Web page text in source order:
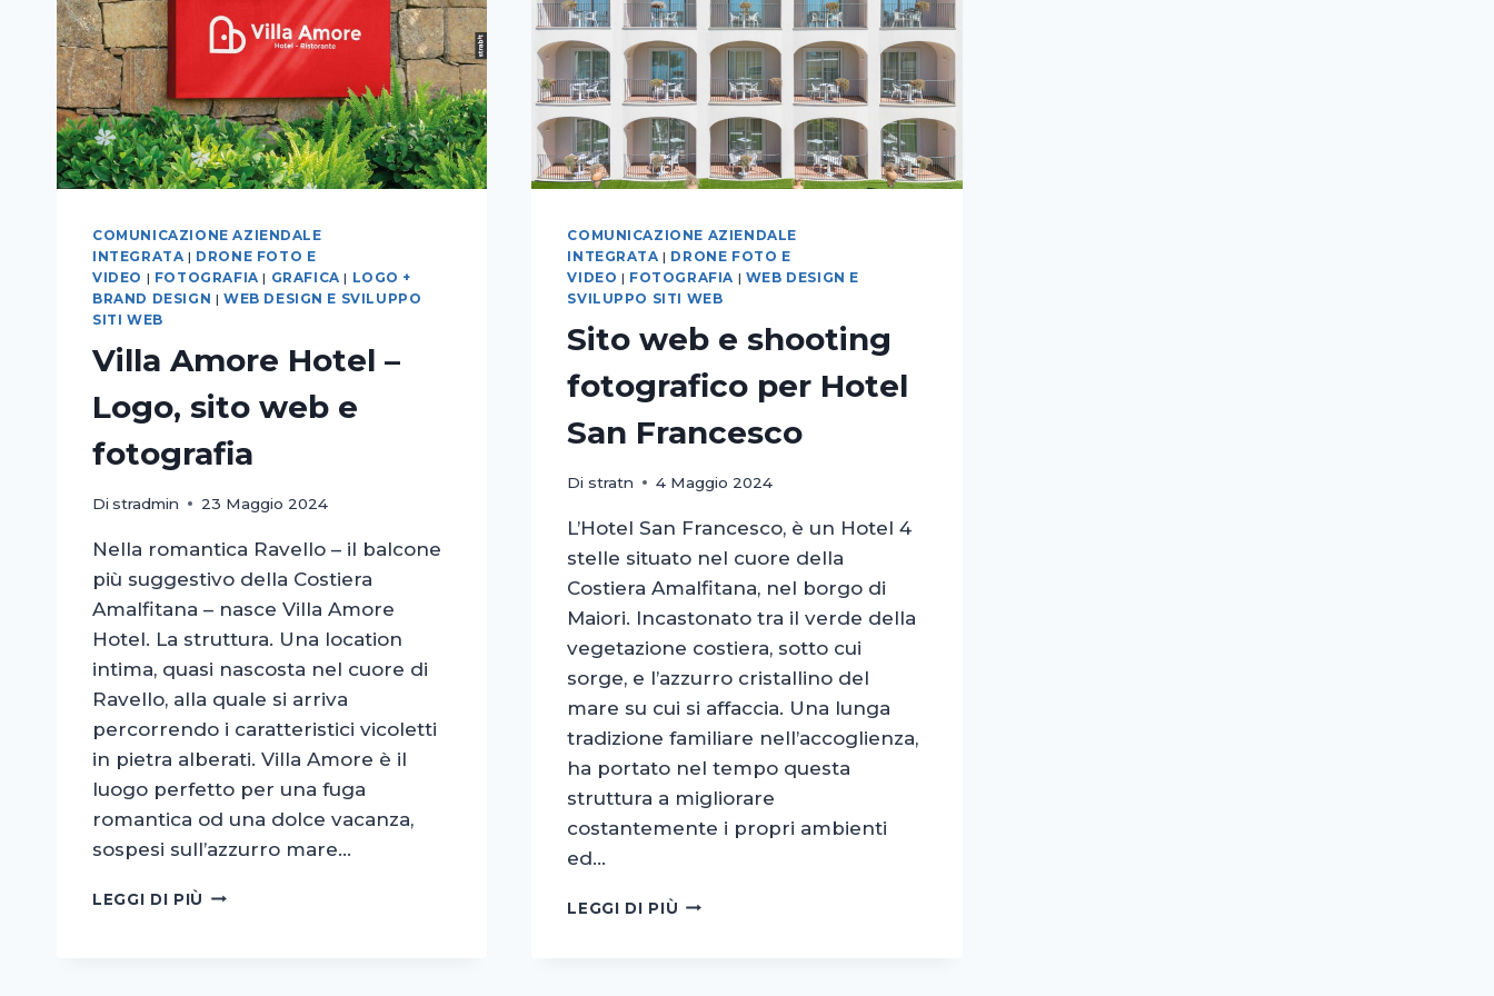
COMUNICAZIONE AZIENDALE
INTEGRATA | DRONE FOTO E
VIDEO | FOTOGRAFIA | GRAFICA | LOGO +
BRAND DESIGN | WEB DESIGN E SVILUPPO
SITI WEB
Villa Amore Hotel –
Logo, sito web e
fotografia
Di stradmin 23 Maggio 2024
Nella romantica Ravello – il balcone
più suggestivo della Costiera
Amalfitana – nasce Villa Amore
Hotel. La struttura. Una location
intima, quasi nascosta nel cuore di
Ravello, alla quale si arriva
percorrendo i caratteristici vicoletti
in pietra alberati. Villa Amore è il
luogo perfetto per una fuga
romantica od una dolce vacanza,
sospesi sull’azzurro mare…
LEGGI DI PIÙ VILLA
COMUNICAZIONE AZIENDALE
INTEGRATA | DRONE FOTO E
VIDEO | FOTOGRAFIA | WEB DESIGN E
SVILUPPO SITI WEB
Sito web e shooting
fotografico per Hotel
San Francesco
Di stratn 4 Maggio 2024
L’Hotel San Francesco, è un Hotel 4
stelle situato nel cuore della
Costiera Amalfitana, nel borgo di
Maiori. Incastonato tra il verde della
vegetazione costiera, sotto cui
sorge, e l’azzurro cristallino del
mare su cui si affaccia. Una lunga
tradizione familiare nell’accoglienza,
ha portato nel tempo questa
struttura a migliorare
costantemente i propri ambienti
ed…
LEGGI DI PIÙ SITO